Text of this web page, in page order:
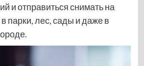
и отправиться снимать на
парки, лес, сады и даже в